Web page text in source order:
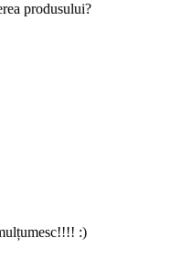
produsului?
:)